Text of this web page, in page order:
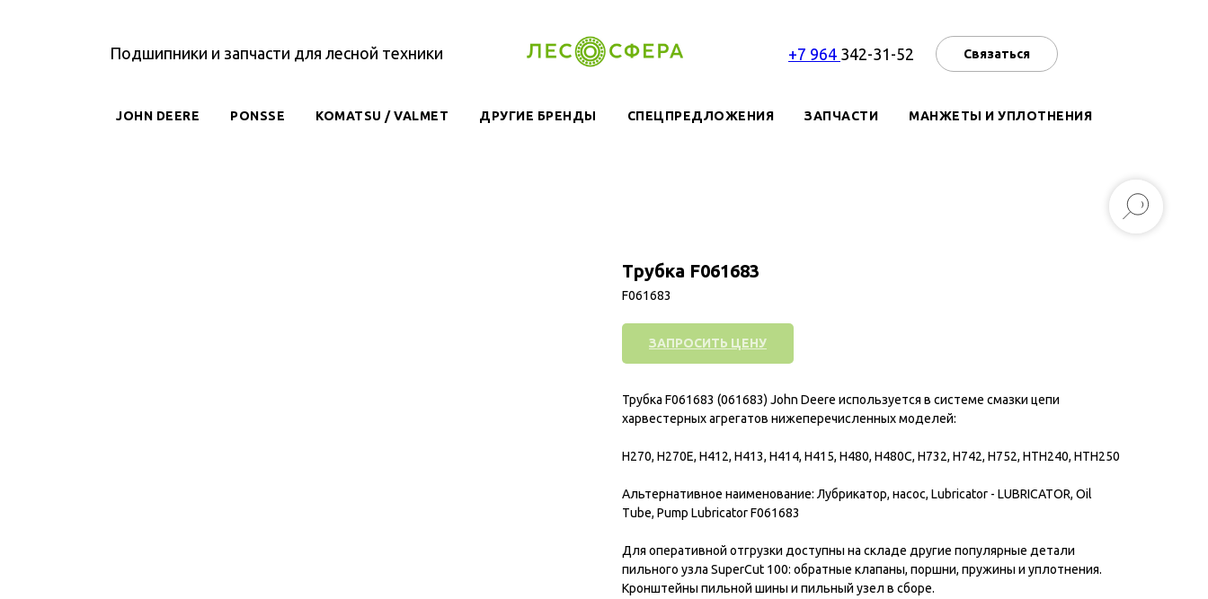
Подшипники и запчасти для лесной техники +7 964 342-31-52 Связаться
JOHN DEERE PONSSE KOMATSU / VALMET ДРУГИЕ БРЕНДЫ СПЕЦПРЕДЛОЖЕНИЯ ЗАПЧАСТИ МАНЖЕТЫ И УПЛОТНЕНИЯ
Трубка F061683
F061683
ЗАПРОСИТЬ ЦЕНУ
Трубка F061683 (061683) John Deere используется в системе смазки цепи
харвестерных агрегатов нижеперечисленных моделей:
H270, H270E, H412, H413, H414, H415, H480, H480C, H732, H742, H752, HTH240, HTH250
Альтернативное наименование: Лубрикатор, насос, Lubricator - LUBRICATOR, Oil
Tube, Pump Lubricator F061683
Для оперативной отгрузки доступны на складе другие популярные детали
пильного узла SuperCut 100: обратные клапаны, поршни, пружины и уплотнения.
Кронштейны пильной шины и пильный узел в сборе.